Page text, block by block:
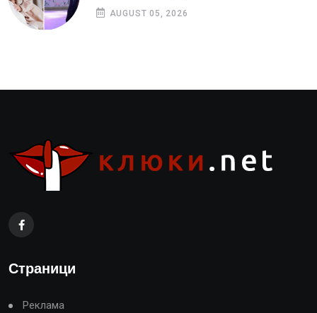
AUGUST 05, 2026
Страници
Реклама